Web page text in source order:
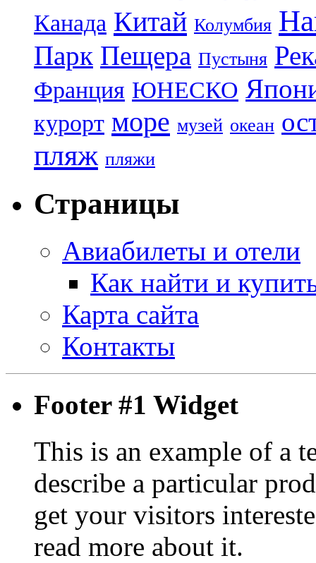
Канада Китай Колумбия
Парк Пещера Пустыня
Франция ЮНЕСКО
курорт море музей океан
пляж пляжи
Страницы
Авиабилеты и отели
Как найти и
Карта сайта
Контакты
Footer #1 Widget
This is an example of a
describe a particular
get your visitors
read more about it.